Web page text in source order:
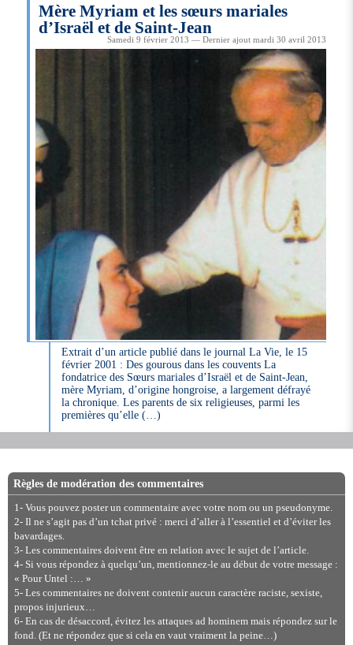
Mère Myriam et les sœurs mariales
d’Israël et de Saint-Jean
Samedi 9 février 2013 — Dernier ajout mardi 30 avril 2013
Extrait d’un article publié dans le journal La Vie, le 15
février 2001 : Des gourous dans les couvents La
fondatrice des Sœurs mariales d’Israël et de Saint-Jean,
mère Myriam, d’origine hongroise, a largement défrayé
la chronique. Les parents de six religieuses, parmi les
premières qu’elle (…)
Règles de modération des commentaires
1- Vous pouvez poster un commentaire avec votre nom ou un pseudonyme.
2- Il ne s’agit pas d’un tchat privé : merci d’aller à l’essentiel et d’éviter les
bavardages.
3- Les commentaires doivent être en relation avec le sujet de l’article.
4- Si vous répondez à quelqu’un, mentionnez-le au début de votre message :
« Pour Untel :… »
5- Les commentaires ne doivent contenir aucun caractère raciste, sexiste,
propos injurieux…
6- En cas de désaccord, évitez les attaques ad hominem mais répondez sur le
fond. (Et ne répondez que si cela en vaut vraiment la peine…)